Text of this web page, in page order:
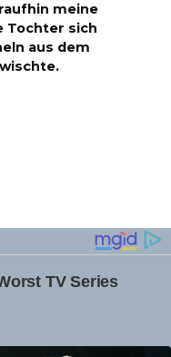
meine
Tochter sich
aus dem